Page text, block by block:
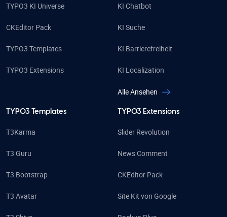
TYPO3 KI Universe
CKEditor Pack
TYPO3 Templates
TYPO3 Extensions
KI Chatbot
KI Suche
KI Barrierefreiheit
KI Localization
Alle Ansehen
TYPO3 Templates
T3Karma
T3 Guru
T3 Bootstrap
T3 Avatar
TYPO3 Extensions
Slider Revolution
News Comment
CKEditor Pack
Site Kit von Google